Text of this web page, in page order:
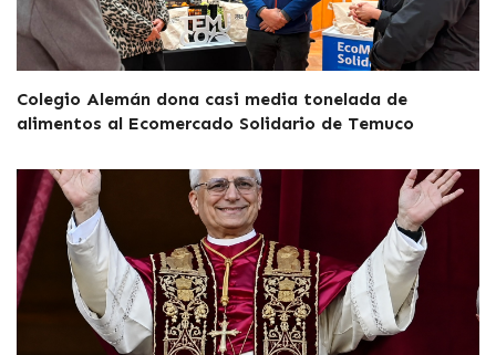
Colegio Alemán dona casi media tonelada de
alimentos al Ecomercado Solidario de Temuco